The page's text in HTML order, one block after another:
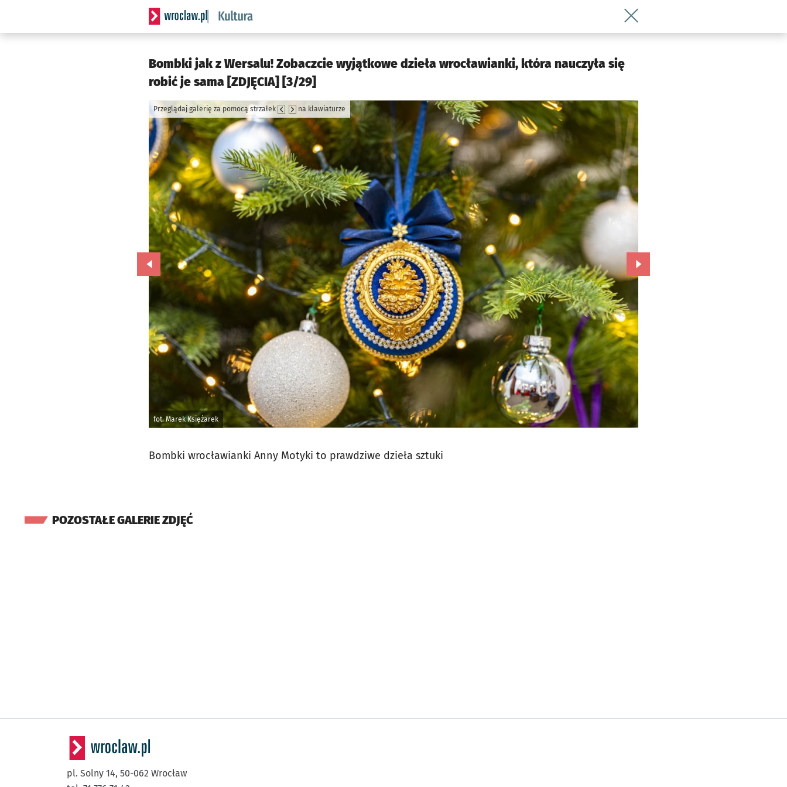
Serwis informacyjny wroclaw.pl podserwis: Kultura
Wróć do artykułu Bombki jak z
Bombki jak z Wersalu! Zobaczcie wyjątkowe dzieła wrocławianki, która nauczyła się
robić je sama [ZDJĘCIA] [3/29]
fot. Marek Księżarek
Przeglądaj galerię za pomocą strzałek na klawiaturze
Przejdź do poprzedniego zdjęcia. Przejdź do kolejnego zdjęcia.
Bombki wrocławianki Anny Motyki to prawdziwe dzieła sztuki
POZOSTAŁE GALERIE ZDJĘĆ
pl. Solny 14, 50-062 Wrocław